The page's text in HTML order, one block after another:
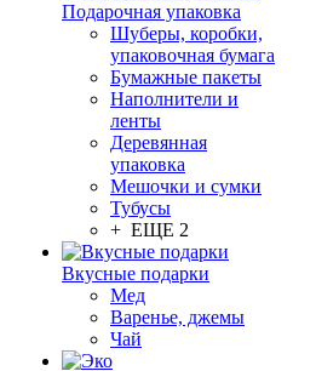
Подарочная упаковка
Шуберы, коробки,
упаковочная бумага
Бумажные пакеты
Наполнители и
ленты
Деревянная
упаковка
Мешочки и сумки
Тубусы
+ ЕЩЕ 2
Вкусные подарки
Мед
Варенье, джемы
Чай